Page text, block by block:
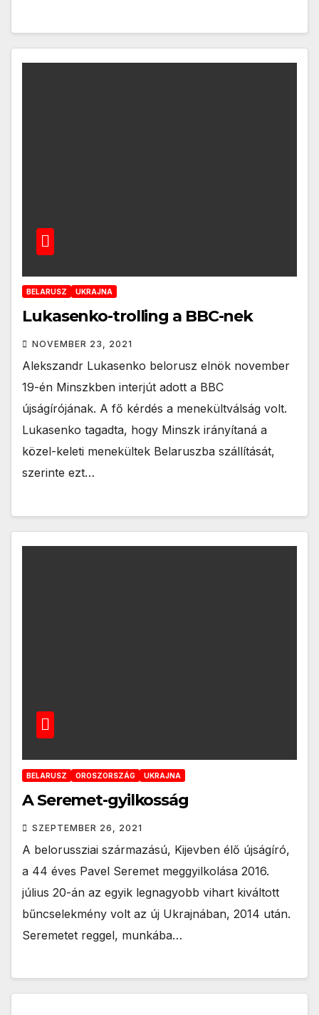
BELARUSZ UKRAJNA
Lukasenko-trolling a BBC-nek
NOVEMBER 23, 2021
Alekszandr Lukasenko belorusz elnök november
19-én Minszkben interjút adott a BBC
újságírójának. A fő kérdés a menekültválság volt.
Lukasenko tagadta, hogy Minszk irányítaná a
közel-keleti menekültek Belaruszba szállítását,
szerinte ezt…
BELARUSZ OROSZORSZÁG UKRAJNA
A Seremet-gyilkosság
SZEPTEMBER 26, 2021
A belorussziai származású, Kijevben élő újságíró,
a 44 éves Pavel Seremet meggyilkolása 2016.
július 20-án az egyik legnagyobb vihart kiváltott
bűncselekmény volt az új Ukrajnában, 2014 után.
Seremetet reggel, munkába…